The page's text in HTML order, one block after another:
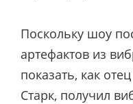
Поскольку шоу
артефактов из
показать, как
Старк, получил